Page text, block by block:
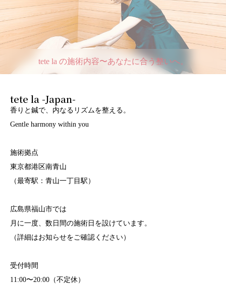
tete la の施術内容〜あなたに合う整いへ。
tete la -Japan-
香りと鍼で、内なるリズムを整える。
Gentle harmony within you
施術拠点
東京都港区南青山
（最寄駅：青山一丁目駅）
広島県福山市では
月に一度、数日間の施術日を設けています。
（詳細はお知らせをご確認ください）
受付時間
11:00〜20:00（不定休）